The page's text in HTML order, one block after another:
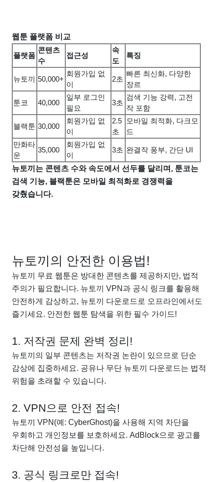
웹툰 플랫폼 비교
플랫폼
콘텐츠
수
접근성
속
도
특징
뉴토끼 50,000+
회원가입 없
이
2초
빠른 최신화, 다양한
장르
툰코 40,000
일부 로그인
필요
3초
검색 기능 강력, 고전
작 포함
블랙툰 30,000
회원가입 없
이
2.5
초
모바일 최적화, 다크모
드
만화타
운
35,000
회원가입 없
이
3초 완결작 풍부, 간단 UI
뉴토끼는 콘텐츠 수와 속도에서 선두를 달리며, 툰코는
검색 기능, 블랙툰은 모바일 최적화로 경쟁력을
갖췄습니다.
뉴토끼의 안전한 이용법!
뉴토끼 무료 웹툰은 방대한 콘텐츠를 제공하지만, 법적
주의가 필요합니다. 뉴토끼 VPN과 공식 링크를 활용해
안전하게 감상하고, 뉴토끼 다운로드로 오프라인에서도
즐기세요. 안전한 웹툰 탐색을 위한 필수 가이드!
1. 저작권 문제 완벽 정리!
뉴토끼의 일부 콘텐츠는 저작권 논란이 있으므로 단순
감상에 집중하세요. 공유나 무단 뉴토끼 다운로드는 법적
위험을 초래할 수 있습니다.
2. VPN으로 안전 접속!
뉴토끼 VPN(예: CyberGhost)을 사용해 지역 차단을
우회하고 개인정보를 보호하세요. AdBlock으로 광고를
차단해 안전성을 높입니다.
3. 공식 링크로만 접속!